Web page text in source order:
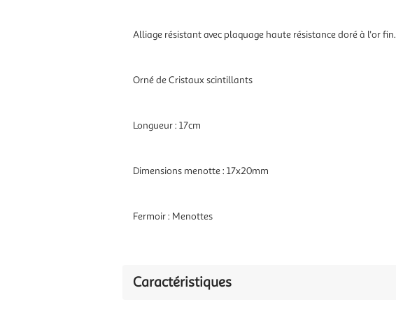
Alliage résistant avec plaquage haute résistance doré à l'or fin.
Orné de Cristaux scintillants
Longueur : 17cm
Dimensions menotte : 17x20mm
Fermoir : Menottes
Caractéristiques